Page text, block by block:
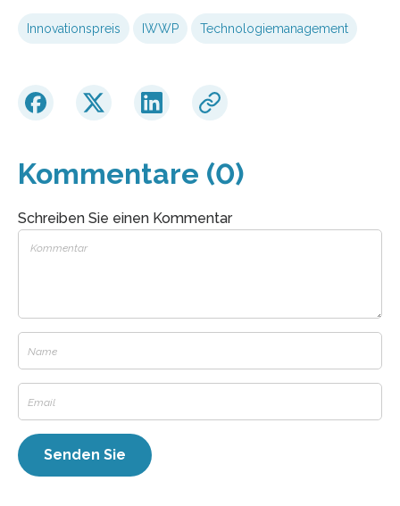
Innovationspreis IWWP Technologiemanagement
Kommentare (0)
Schreiben Sie einen Kommentar